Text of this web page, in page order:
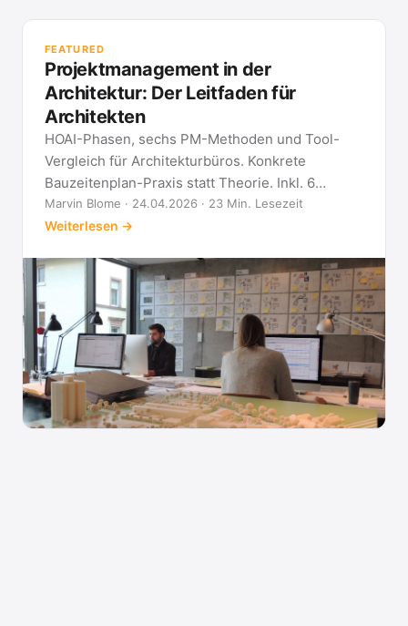
FEATURED
Projektmanagement in der
Architektur: Der Leitfaden für
Architekten
HOAI-Phasen, sechs PM-Methoden und Tool-
Vergleich für Architekturbüros. Konkrete
Bauzeitenplan-Praxis statt Theorie. Inkl. 6
Architekten-FAQ.
Marvin Blome · 24.04.2026 · 23 Min. Lesezeit
Weiterlesen →